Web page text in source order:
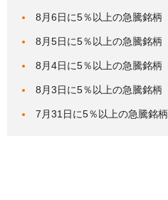
8月6日に5％以上の急騰銘柄
8月5日に5％以上の急騰銘柄
8月4日に5％以上の急騰銘柄
8月3日に5％以上の急騰銘柄
7月31日に5％以上の急騰銘柄